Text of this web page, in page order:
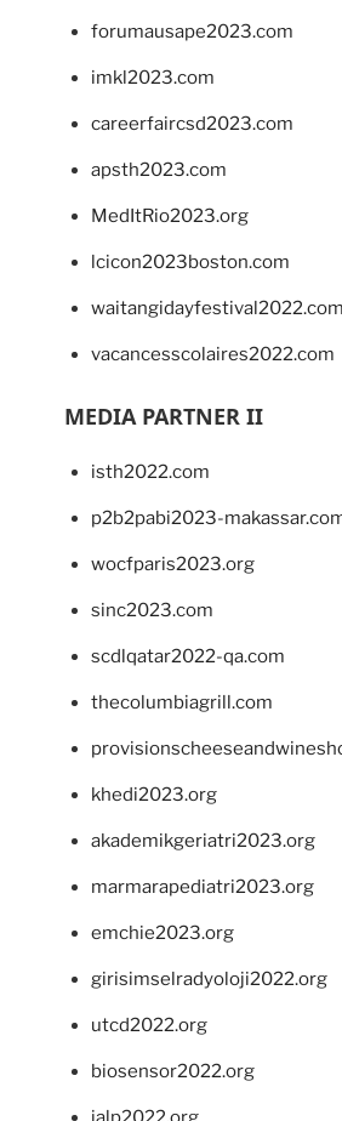
forumausape2023.com
imkl2023.com
careerfaircsd2023.com
apsth2023.com
MedItRio2023.org
lcicon2023boston.com
waitangidayfestival2022.com
vacancesscolaires2022.com
MEDIA PARTNER II
isth2022.com
p2b2pabi2023-
wocfparis2023.org
sinc2023.com
scdlqatar2022-qa.com
thecolumbiagrill.com
khedi2023.org
akademikgeriatri2023.org
marmarapediatri2023.org
emchie2023.org
girisimselradyoloji2022.org
utcd2022.org
biosensor2022.org